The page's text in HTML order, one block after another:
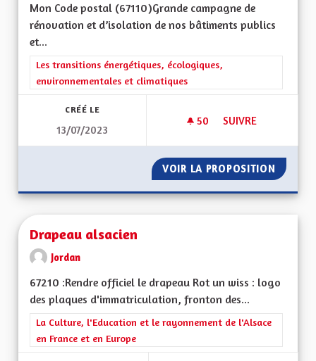
Mon Code postal (67110)Grande campagne de
rénovation et d’isolation de nos bâtiments publics
et...
Filtrer les résultats de la catégorie : Les transitions
Les transitions énergétiques, écologiques,
environnementales et climatiques
CRÉÉ LE
13/07/2023
50 50 ABONNÉS
SUIVRE
VOIR LA PROPOSITION
Drapeau alsacien
Jordan
67210 :Rendre officiel le drapeau Rot un wiss : logo
des plaques d'immatriculation, fronton des...
Filtrer les résultats de la catégorie : La Culture, l'Education et
La Culture, l'Education et le rayonnement de l'Alsace
en France et en Europe